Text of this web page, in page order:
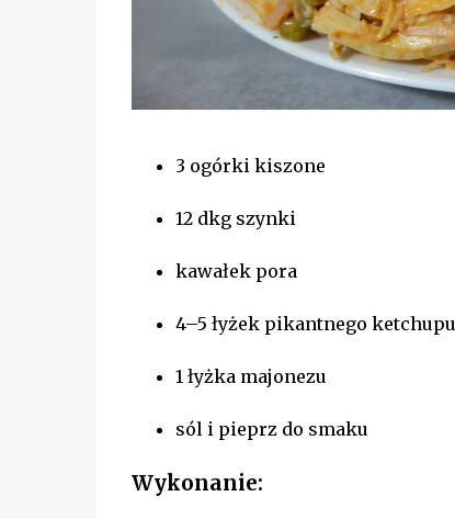
3 ogórki kiszone
12 dkg szynki
kawałek pora
4–5 łyżek pikantnego ketchupu
1 łyżka majonezu
sól i pieprz do smaku
Wykonanie: